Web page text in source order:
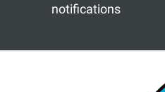
notifications